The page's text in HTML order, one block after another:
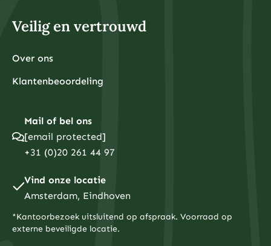
Veilig en vertrouwd
Over ons
Klantenbeoordeling
Mail of bel ons
[email protected]
+31 (0)20 261 44 97
Vind onze locatie
Amsterdam, Eindhoven
*Kantoorbezoek uitsluitend op afspraak. Voorraad op
externe beveiligde locatie.